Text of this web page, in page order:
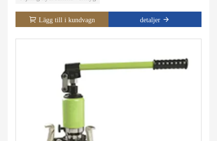
Lägg till i kundvagn detaljer